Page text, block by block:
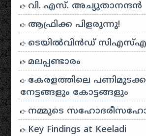
വി. എസ്. അച്യുതാനന്ദൻ
ആഫ്രിക്ക പിളരുന്നു!
ടെയിൽ‌വിൻഡ്
മലപ്പണ്ടാരം
കേരളത്തിലെ
നേട്ടങ്ങളും കോട്ടങ്ങളും
നമ്മുടെ
Key Findings at Keeladi